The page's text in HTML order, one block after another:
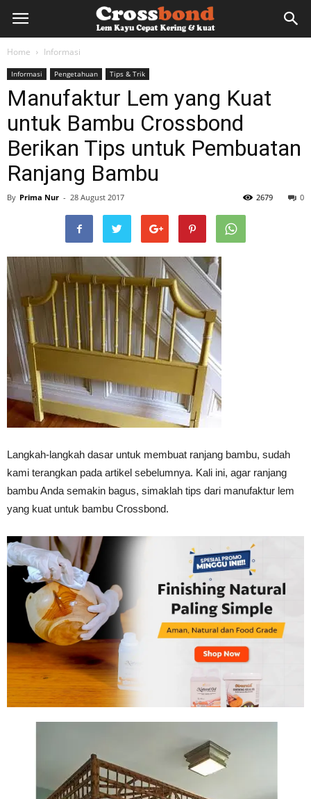
lemkayu.net
Lem
Kayu,
Kertas,
Vinyl
Cepat
Kering,
Tahan
Lama
Home Informasi
Informasi Pengetahuan Tips & Trik
Manufaktur Lem yang Kuat
untuk Bambu Crossbond
Berikan Tips untuk Pembuatan
Ranjang Bambu
By Prima Nur - 28 August 2017 0
2679
Langkah-langkah dasar untuk membuat ranjang bambu, sudah
kami terangkan pada artikel sebelumnya. Kali ini, agar ranjang
bambu Anda semakin bagus, simaklah tips dari manufaktur lem
yang kuat untuk bambu Crossbond.